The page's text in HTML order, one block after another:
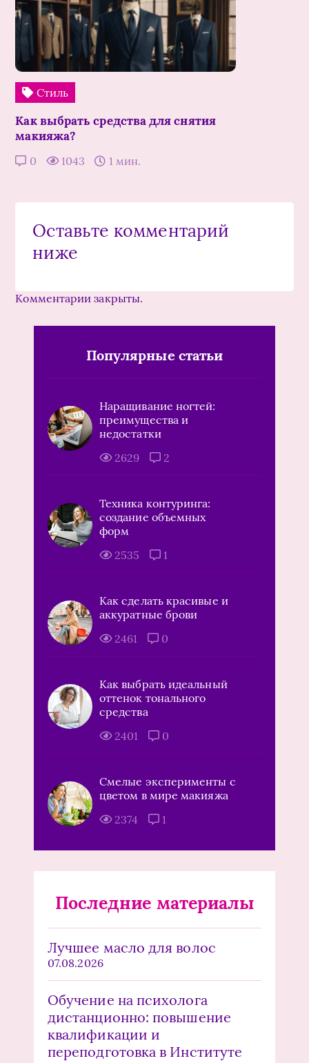
Стиль
Как выбрать средства для снятия
макияжа?
0 1043 1 мин.
Оставьте комментарий
ниже
Комментарии закрыты.
Популярные статьи
Наращивание ногтей:
преимущества и
недостатки
2629
2
Техника контуринга:
создание объемных
форм
2535
1
Как сделать красивые и
аккуратные брови
2461
0
Как выбрать идеальный
оттенок тонального
средства
2401
0
Смелые эксперименты с
цветом в мире макияжа
2374
1
Последние материалы
Лучшее масло для волос
07.08.2026
Обучение на психолога
дистанционно: повышение
квалификации и
переподготовка в Институте